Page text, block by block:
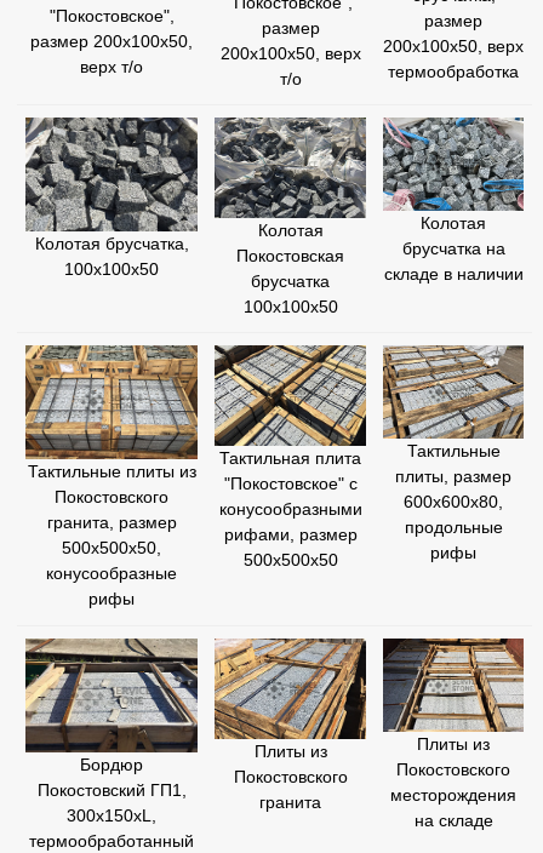
"Покостовское",
размер 200х100х50,
верх т/о
размер
200х100х50, верх
т/о
размер
200х100х50, верх
термообработка
Колотая брусчатка,
100х100х50
Колотая
Покостовская
брусчатка
100х100х50
Колотая
брусчатка на
складе в наличии
Тактильные плиты из
Покостовского
гранита, размер
500х500х50,
конусообразные
рифы
Тактильная плита
"Покостовское" с
конусообразными
рифами, размер
500х500х50
Тактильные
плиты, размер
600х600х80,
продольные
рифы
Бордюр
Покостовский ГП1,
300х150хL,
термообработанный
Плиты из
Покостовского
гранита
Плиты из
Покостовского
месторождения
на складе